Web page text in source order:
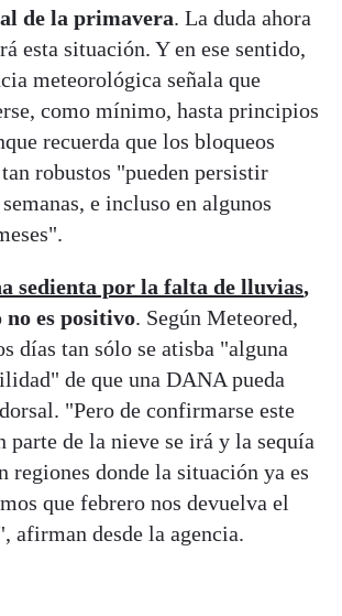
de la primavera. La duda ahora
esta situación. Y en ese sentido,
meteorológica señala que
como mínimo, hasta principios
recuerda que los bloqueos
robustos "pueden persistir
e incluso en algunos
sedienta por la falta de lluvias,
no es positivo. Según Meteored,
días tan sólo se atisba "alguna
de que una DANA pueda
"Pero de confirmarse este
parte de la nieve se irá y la sequía
regiones donde la situación ya es
que febrero nos devuelva el
afirman desde la agencia.